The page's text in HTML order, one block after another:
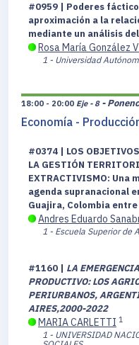
#0959 | Poderes
aproximación a la
mediante un análisis
Rosa María González
1 - Universidad
18:00 - 20:00 Eje - 8 -
Economía -
#0374 | LOS
LA GESTIÓN
EXTRACTIVISMO: Una
agenda supranacional
Guajira, Colombia
Andres Eduardo
1 - Escuela Superior de
#1160 | LA
PRODUCTIVO: LOS
PERIURBANOS,
AIRES,2000-2022
MARIA CARLETTI 1
1 - UNIVERSIDAD